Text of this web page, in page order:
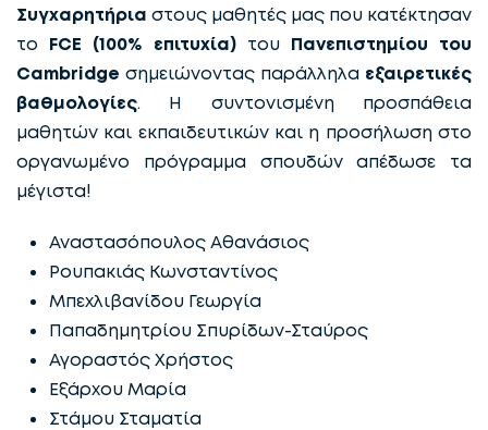
Συγχαρητήρια στους μαθητές μας που κατέκτησαν
το FCE (100% επιτυχία)του Πανεπιστημίου του
Cambridge σημειώνοντας παράλληλα εξαιρετικές
βαθμολογίες. Η συντονισμένη προσπάθεια
μαθητών και εκπαιδευτικών και η προσήλωση στο
οργανωμένο πρόγραμμα σπουδών απέδωσε τα
μέγιστα!
Αναστασόπουλος Αθανάσιος
Ρουπακιάς Κωνσταντίνος
Μπεχλιβανίδου Γεωργία
Παπαδημητρίου Σπυρίδων-Σταύρος
Αγοραστός Χρήστος
Εξάρχου Μαρία
Στάμου Σταματία